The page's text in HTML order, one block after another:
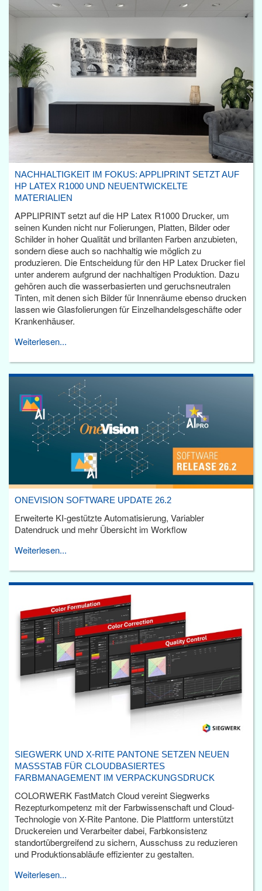
NACHHALTIGKEIT IM FOKUS: APPLIPRINT SETZT AUF
HP LATEX R1000 UND NEUENTWICKELTE
MATERIALIEN
APPLIPRINT setzt auf die HP Latex R1000 Drucker, um
seinen Kunden nicht nur Folierungen, Platten, Bilder oder
Schilder in hoher Qualität und brillanten Farben anzubieten,
sondern diese auch so nachhaltig wie möglich zu
produzieren. Die Entscheidung für den HP Latex Drucker fiel
unter anderem aufgrund der nachhaltigen Produktion. Dazu
gehören auch die wasserbasierten und geruchsneutralen
Tinten, mit denen sich Bilder für Innenräume ebenso drucken
lassen wie Glasfolierungen für Einzelhandelsgeschäfte oder
Krankenhäuser.
Weiterlesen...
ONEVISION SOFTWARE UPDATE 26.2
Erweiterte KI-gestützte Automatisierung, Variabler
Datendruck und mehr Übersicht im Workflow
Weiterlesen...
SIEGWERK UND X-RITE PANTONE SETZEN NEUEN
MASSSTAB FÜR CLOUDBASIERTES F
ARBMANAGEMENT IM VERPACKUNGSDRUCK
COLORWERK FastMatch Cloud vereint Siegwerks
Rezepturkompetenz mit der Farbwissenschaft und Cloud-
Technologie von X-Rite Pantone. Die Plattform unterstützt
Druckereien und Verarbeiter dabei, Farbkonsistenz
standortübergreifend zu sichern, Ausschuss zu reduzieren
und Produktionsabläufe effizienter zu gestalten.
Weiterlesen...